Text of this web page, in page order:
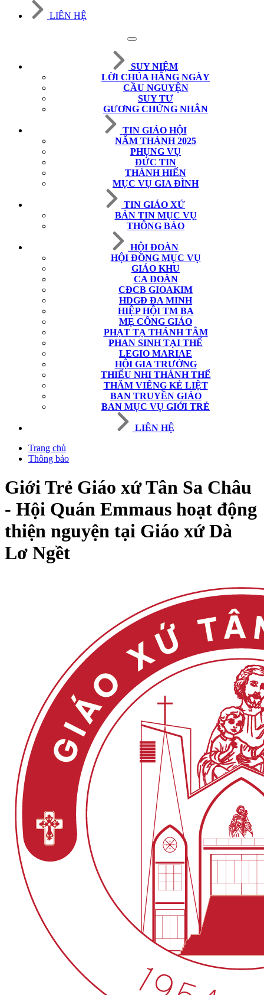
LIÊN HỆ
SUY NIỆM
LỜI CHÚA HẰNG NGÀY
CẦU NGUYỆN
SUY TƯ
GƯƠNG CHỨNG NHÂN
TIN GIÁO HỘI
NĂM THÁNH 2025
PHỤNG VỤ
ĐỨC TIN
THÁNH HIẾN
MỤC VỤ GIA ĐÌNH
TIN GIÁO XỨ
BẢN TIN MỤC VỤ
THÔNG BÁO
HỘI ĐOÀN
HỘI ĐỒNG MỤC VỤ
GIÁO KHU
CA ĐOÀN
CĐCB GIOAKIM
HDGĐ ĐA MINH
HIỆP HỘI TM BA
MẸ CÔNG GIÁO
PHẠT TẠ THÁNH TÂM
PHAN SINH TẠI THẾ
LEGIO MARIAE
HỘI GIA TRƯỞNG
THIẾU NHI THÁNH THỂ
THĂM VIẾNG KẺ LIỆT
BAN TRUYỀN GIÁO
BAN MỤC VỤ GIỚI TRẺ
LIÊN HỆ
Trang chủ
Thông báo
Giới Trẻ Giáo xứ Tân Sa Châu
- Hội Quán Emmaus hoạt động
thiện nguyện tại Giáo xứ Dà
Lơ Ngềt